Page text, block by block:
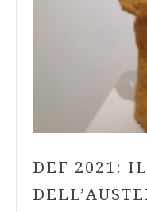
DEF 2021: IL